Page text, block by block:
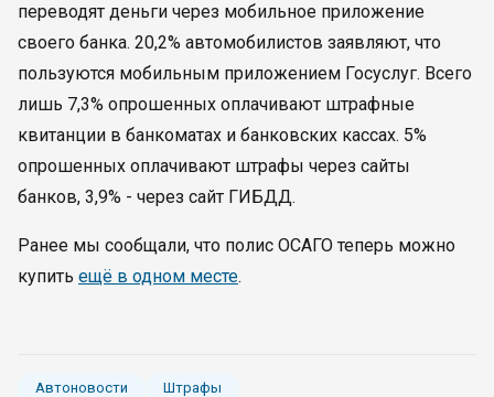
переводят деньги через мобильное приложение
своего банка. 20,2% автомобилистов заявляют, что
пользуются мобильным приложением Госуслуг. Всего
лишь 7,3% опрошенных оплачивают штрафные
квитанции в банкоматах и банковских кассах. 5%
опрошенных оплачивают штрафы через сайты
банков, 3,9% - через сайт ГИБДД.
Ранее мы сообщали, что полис ОСАГО теперь можно
купить ещё в одном месте.
Автоновости Штрафы